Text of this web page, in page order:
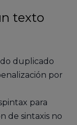
texto
duplicado
por
para
de sintaxis no